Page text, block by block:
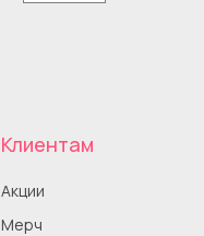
Клиентам
Акции
Мерч